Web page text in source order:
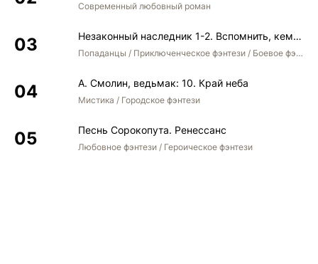
Современный любовный роман
Незаконный наследник 1-2. Вспомнить, кем был. Стать собой. Остаться собой
Попаданцы / Приключенческое фэнтези / Боевое фэнтези / Юмористическое фэнтези
А. Смолин, ведьмак: 10. Край неба
Мистика / Городское фэнтези
Песнь Сорокопута. Ренессанс
Любовное фэнтези / Героическое фэнтези